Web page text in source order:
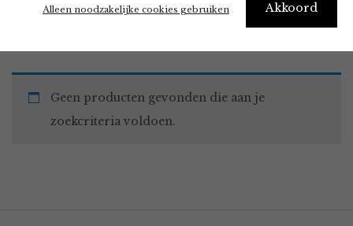
Akkoord
Alleen noodzakelijke cookies gebruiken
Home Winkel Accessoires Must Haves
Geen producten gevonden die aan je
zoekcriteria voldoen.